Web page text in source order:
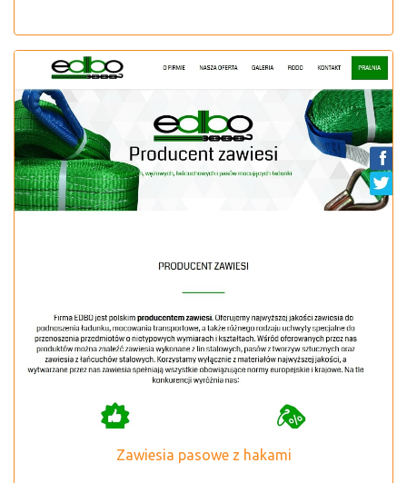
Zawiesia pasowe z hakami